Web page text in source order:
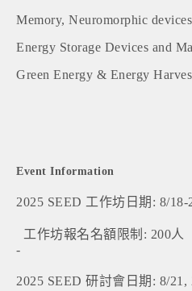
Memory, Neuromorphic
Energy Storage Devices and
Green Energy & Energy
Event Information
2025 SEED 工作坊日期: 8/18-
工作坊報名名額限制: 200人
-
2025 SEED 研討會日期: 8/21,